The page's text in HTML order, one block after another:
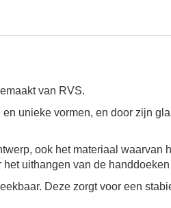
van RVS.
unieke vormen, en door zijn
ook het materiaal waarvan
uithangen van de
Deze zorgt voor een